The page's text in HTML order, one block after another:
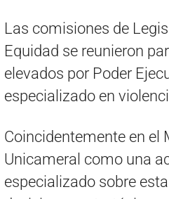
Las comisiones de
Equidad se reunieron
elevados por Poder
especializado en
Coincidentemente en el
Unicameral como una
especializado sobre